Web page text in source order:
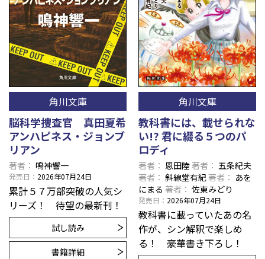
角川文庫
脳科学捜査官 真田夏希
アンハピネス・ジョンブ
リアン
著者 鳴神響一
発売日 2026年07月24日
累計５７万部突破の人気シ
リーズ！ 待望の最新刊！
試し読み
書籍詳細
角川文庫
教科書には、載せられな
い!? 君に綴る５つのパ
ロディ
著者 恩田陸著者
五条紀夫
著者
斜線堂有紀著者
あを
にまる 著者 佐東みどり
発売日 2026年07月24日
教科書に載っていたあの名
作が、シン解釈で楽しめ
る！ 豪華書き下ろし！